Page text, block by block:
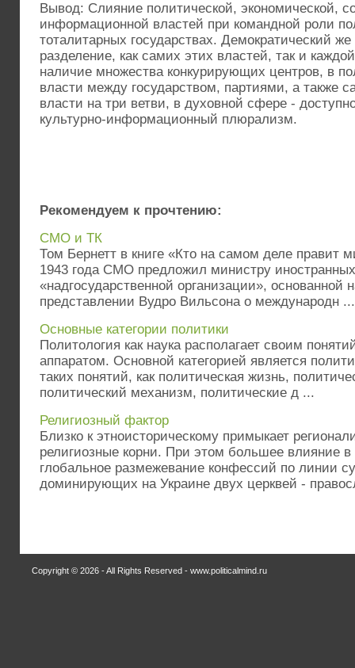
Вывод: Слияние политической, экономической,
информационной властей при командной роли
тоталитарных государствах. Демократический же
разделение, как самих этих властей, так и
наличие множества конкурирующих центров, в
власти между государством, партиями, а также
власти на три ветви, в духовной сфере -
культурно-информационный плюрализм.
Рекомендуем к прочтению:
СМО и ТК
Том Бернетт в книге «Кто на самом деле правит
1943 года СМО предложил министру
«надгосударственной организации», основанной
представлении Вудро Вильсона о международн ...
Основные категории политики
Политология как наука располагает своим
аппаратом. Основной категорией является
таких понятий, как политическая жизнь,
политический механизм, политические д ...
Религиозный фактор
Близко к этноисторическому примыкает
религиозные корни. При этом большее влияние
глобальное размежевание конфессий по линии
доминирующих на Украине двух церквей -
Copyright © 2026 - All Rights Reserved - www.politicalmind.ru